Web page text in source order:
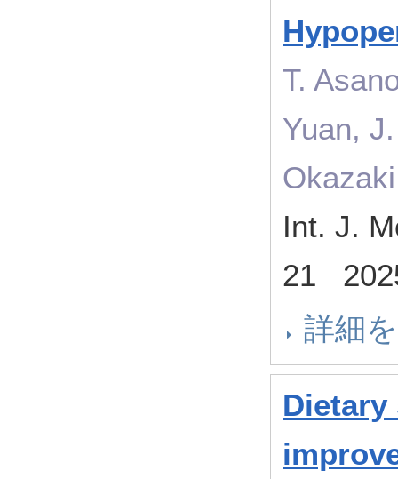
T.
Yuan,
Okazaki
Int. J.
21
詳細